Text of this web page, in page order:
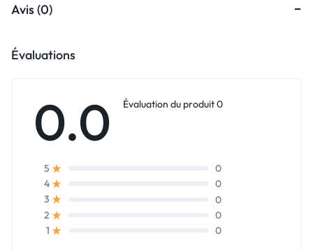
Avis (0)
Évaluations
0.0 Évaluation du produit 0
5
0
4
0
3
0
2
0
1
0